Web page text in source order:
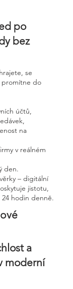
po
bez
se
promítne do
účtů,
na
v reálném
den.
– digitální
jistotu,
hodin denně.
a
moderní